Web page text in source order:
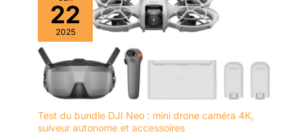
et robuste (supporte jusqu'à 120 kg), cet ensemble est idéal
pour les foyers dynamiques et conviviaux
22
2025
Test du bundle DJI Neo : mini drone caméra 4K,
suiveur autonome et accessoires